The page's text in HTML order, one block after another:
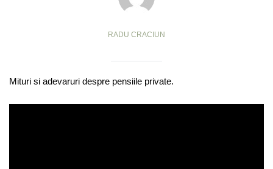
RADU CRACIUN
Mituri si adevaruri despre pensiile private.